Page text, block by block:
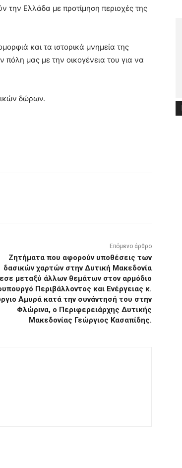
την Ελλάδα με προτίμηση περιοχές της
και τα ιστορικά μνημεία της
πόλη μας με την οικογένεια του για να
δώρων.
Επόμενο άρθρο
Ζητήματα που αφορούν υποθέσεις των
δασικών χαρτών στην Δυτική Μακεδονία
μεταξύ άλλων θεμάτων στον αρμόδιο
Περιβάλλοντος και Ενέργειας κ.
Αμυρά κατά την συνάντησή του στην
Φλώρινα, ο Περιφερειάρχης Δυτικής
Μακεδονίας Γεώργιος Κασαπίδης.